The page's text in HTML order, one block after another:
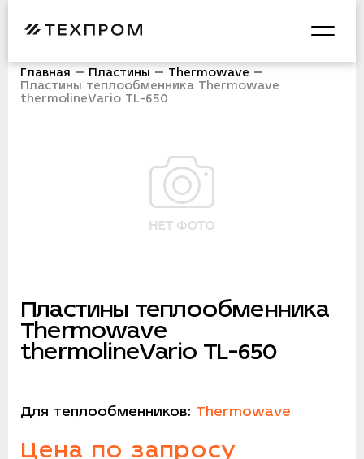
Главная Пластины
Thermowave
Пластины теплообменника Thermowave
thermolineVario TL-650
Пластины теплообменника
Thermowave
thermolineVario TL-650
Для теплообменников: Thermowave
Цена по запросу